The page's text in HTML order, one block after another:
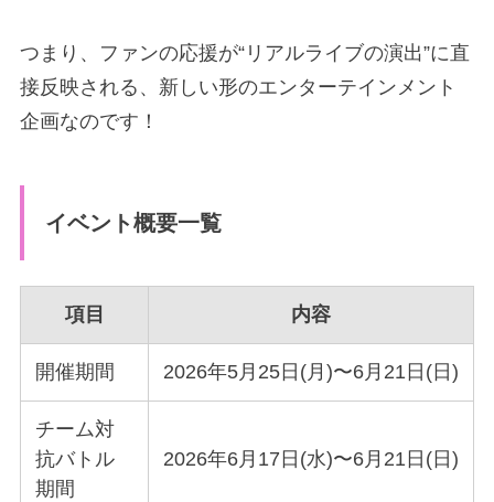
つまり、ファンの応援が“リアルライブの演出”に直
接反映される、新しい形のエンターテインメント
企画なのです！
イベント概要一覧
項目 内容
開催期間 2026年5月25日(月)〜6月21日(日)
チーム対
抗バトル
期間
2026年6月17日(水)〜6月21日(日)